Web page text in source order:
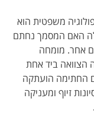
משפטית הוא
האם המסמך נחתם
אחר. מומחה
הצוואה ביד אחת
החתימה הועתקה
זיוף ומעניקה